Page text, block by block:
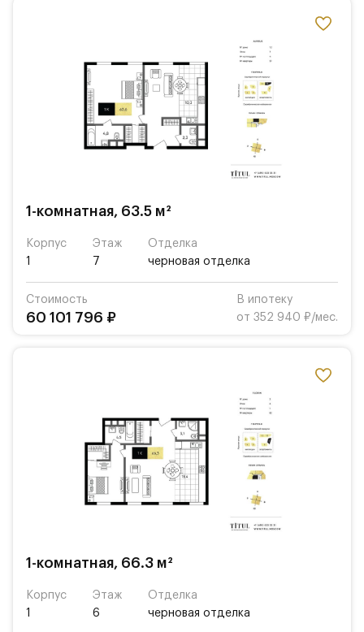
1-комнатная, 63.5 м²
Корпус
1
Этаж
7
Отделка
черновая отделка
Стоимость
60 101 796 ₽
В ипотеку
от 352 940 ₽/мес.
1-комнатная, 66.3 м²
Корпус
1
Этаж
6
Отделка
черновая отделка